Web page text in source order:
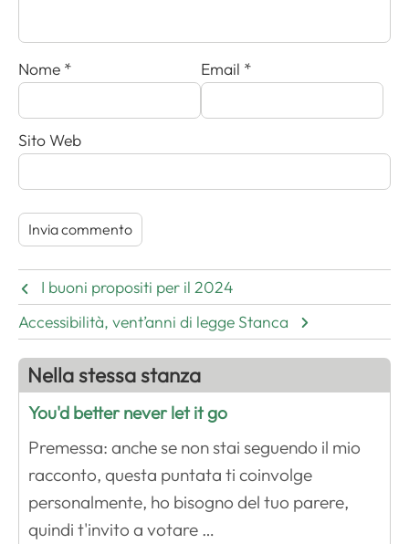
Nome * Email *
Sito Web
I buoni propositi per il 2024
Accessibilità, vent’anni di legge Stanca
Nella stessa stanza
You'd better never let it go
Premessa: anche se non stai seguendo il mio
racconto, questa puntata ti coinvolge
personalmente, ho bisogno del tuo parere,
quindi t'invito a votare …